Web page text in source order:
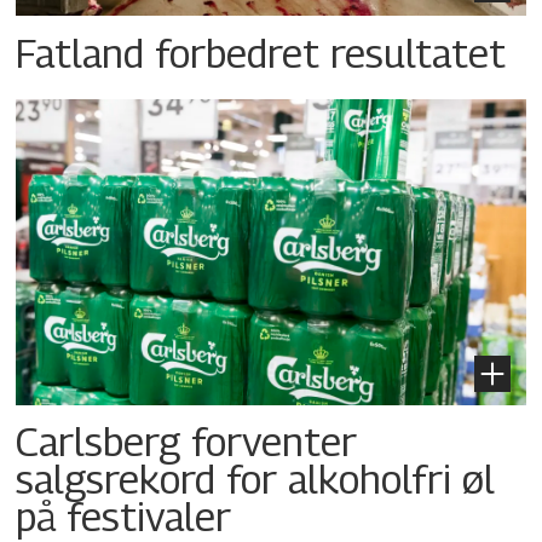
Fatland forbedret resultatet
Carlsberg forventer
salgsrekord for alkoholfri øl
på festivaler